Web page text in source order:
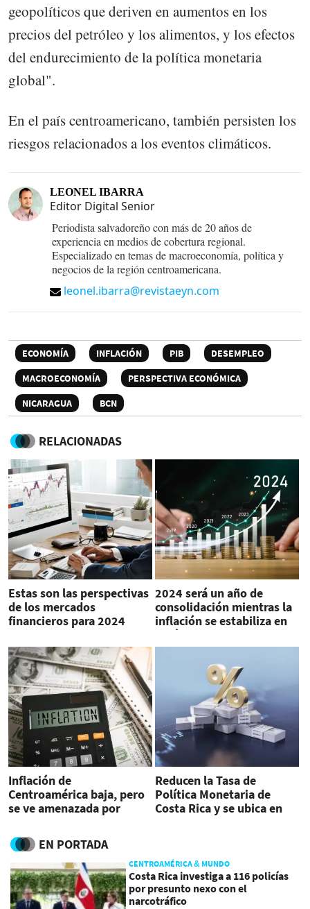
geopolíticos que deriven en aumentos en los
precios del petróleo y los alimentos, y los efectos
del endurecimiento de la política monetaria
global".
En el país centroamericano, también persisten los
riesgos relacionados a los eventos climáticos.
LEONEL IBARRA
Editor Digital Senior
Periodista salvadoreño con más de 20 años de
experiencia en medios de cobertura regional.
Especializado en temas de macroeconomía, política y
negocios de la región centroamericana.
leonel.ibarra@revistaeyn.com
ECONOMÍA INFLACIÓN PIB
DESEMPLEO
MACROECONOMÍA
PERSPECTIVA ECONÓMICA
NICARAGUA
BCN
RELACIONADAS
Estas son las perspectivas
de los mercados
financieros para 2024
2024 será un año de
consolidación mientras la
inflación se estabiliza en
América Latina
Inflación de
Centroamérica baja, pero
se ve amenazada por
Reducen la Tasa de
Política Monetaria de
Costa Rica y se ubica en
EN PORTADA
CENTROAMÉRICA & MUNDO
Costa Rica investiga a 116 policías
por presunto nexo con el
narcotráfico